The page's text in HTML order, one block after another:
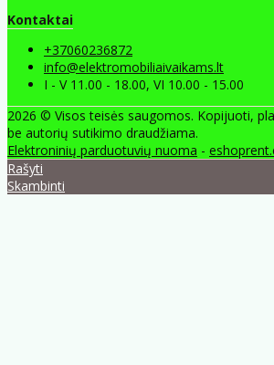
Kontaktai
+37060236872
info@elektromobiliaivaikams.lt
I - V 11.00 - 18.00, VI 10.00 - 15.00
2026 © Visos teisės saugomos. Kopijuoti,
be autorių sutikimo draudžiama.
Elektroninių parduotuvių nuoma -
Rašyti
Skambinti